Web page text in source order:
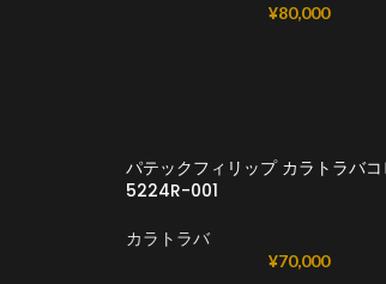
¥80,000
パテックフィリップ カラトラバコ
5224R-001
カラトラバ
¥70,000